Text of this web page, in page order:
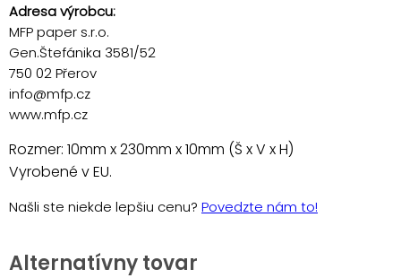
Adresa výrobcu:
MFP paper s.r.o.
Gen.Štefánika 3581/52
750 02 Přerov
info@mfp.cz
www.mfp.cz
Rozmer: 10mm x 230mm x 10mm (Š x V x H)
Vyrobené v EU.
Našli ste niekde lepšiu cenu? Povedzte nám to!
Alternatívny tovar